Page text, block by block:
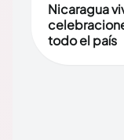
Nicaragua
todo el país